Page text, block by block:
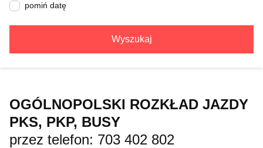
pomiń datę
Wyszukaj
OGÓLNOPOLSKI ROZKŁAD JAZDY
PKS, PKP, BUSY
przez telefon: 703 402 802